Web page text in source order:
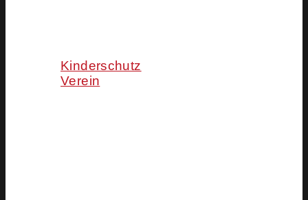
Kinderschutz
Verein